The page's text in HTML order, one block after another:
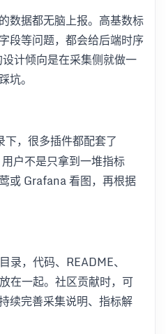
数据都无脑上报。高基数标
段等问题，都会给后端时序
计倾向是在采集侧就做一
坑。
下，很多插件都配套了
户不是只拿到一堆指标
或 Grafana 看图，再根据
，代码、README、
在一起。社区贡献时，可
续完善采集说明、指标解